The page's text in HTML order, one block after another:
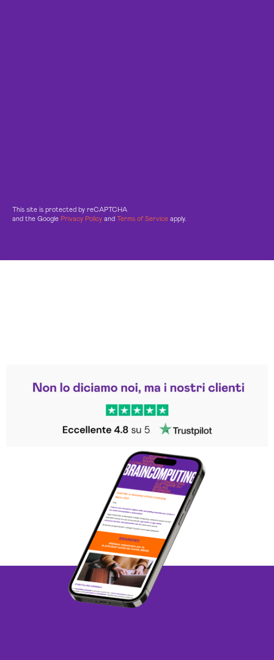
This site is protected by reCAPTCHA
and the Google Privacy Policy and Terms of Service apply.
Trustpilot